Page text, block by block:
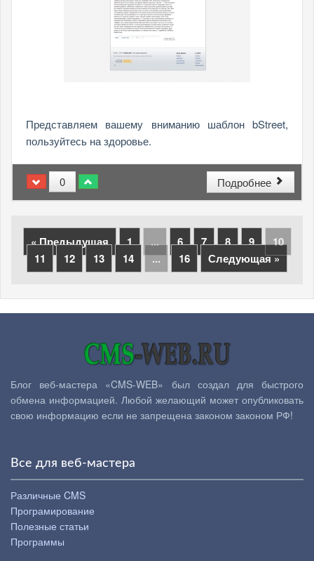
Представляем вашему вниманию шаблон bStreet,
пользуйтесь на здоровье.
0 Подробнее
« Предыдущая 1 ... 6 7 8 9
10
11
12 13 14 ... 16 Следующая »
Блог веб-мастера «CMS-WEB» был создал для быстрого
обмена информацией. Любой желающий может опубликовать
свою информацию если не запрещена законом законом РФ!
Все для веб-мастера
Различные CMS
Програмирование
Полезные статьи
Программы